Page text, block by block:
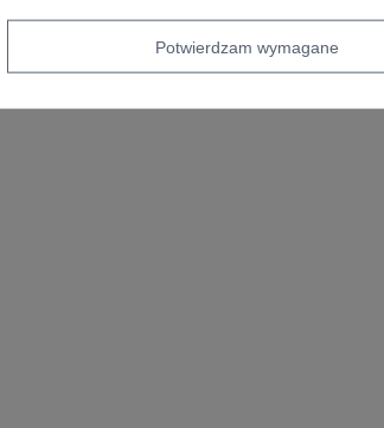
Potwierdzam wymagane